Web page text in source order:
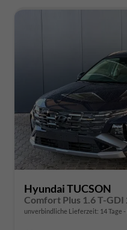
Hyundai TUCSON
unverbindliche Lieferzeit: 14 Tage